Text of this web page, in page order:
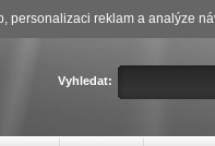
Vyhledat:
personalizaci reklam a analýze